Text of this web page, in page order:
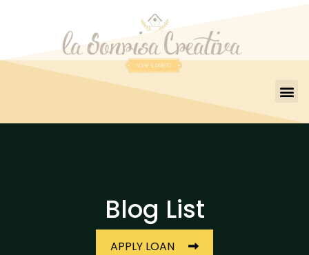
Blog List
APPLY LOAN